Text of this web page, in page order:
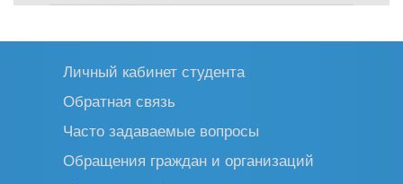
Личный кабинет студента
Обратная связь
Часто задаваемые вопросы
Обращения граждан и организаций